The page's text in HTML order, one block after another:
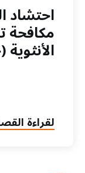
احتشاد
مكافحة
لقراءة